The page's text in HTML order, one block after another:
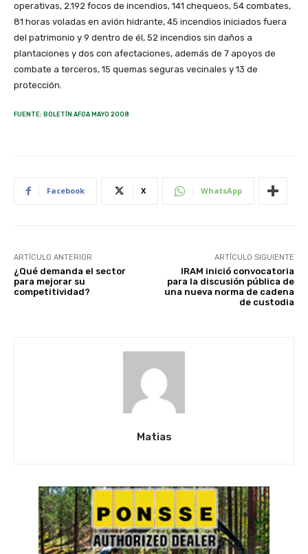
operativas, 2.192 focos de incendios, 141 chequeos, 54 combates,
81 horas voladas en avión hidrante, 45 incendios iniciados fuera
del patrimonio y 9 dentro de él, 52 incendios sin daños a
plantaciones y dos con afectaciones, además de 7 apoyos de
combate a terceros, 15 quemas seguras vecinales y 13 de
protección.
FUENTE: BOLETÍN AFOA MAYO 2008
Facebook X WhatsApp
ARTÍCULO ANTERIOR
¿Qué demanda el sector
para mejorar su
competitividad?
ARTÍCULO SIGUIENTE
IRAM inició convocatoria
para la discusión pública de
una nueva norma de cadena
de custodia
Matias